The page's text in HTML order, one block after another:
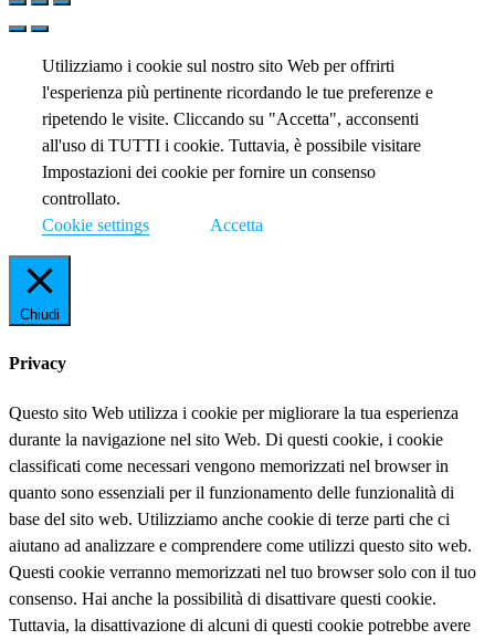
Utilizziamo i cookie sul nostro sito Web per offrirti
l'esperienza più pertinente ricordando le tue preferenze e
ripetendo le visite. Cliccando su "Accetta", acconsenti
all'uso di TUTTI i cookie. Tuttavia, è possibile visitare
Impostazioni dei cookie per fornire un consenso
controllato.
Cookie settings
Accetta
Chiudi
Privacy
Questo sito Web utilizza i cookie per migliorare la tua esperienza
durante la navigazione nel sito Web. Di questi cookie, i cookie
classificati come necessari vengono memorizzati nel browser in
quanto sono essenziali per il funzionamento delle funzionalità di
base del sito web. Utilizziamo anche cookie di terze parti che ci
aiutano ad analizzare e comprendere come utilizzi questo sito web.
Questi cookie verranno memorizzati nel tuo browser solo con il tuo
consenso. Hai anche la possibilità di disattivare questi cookie.
Tuttavia, la disattivazione di alcuni di questi cookie potrebbe avere